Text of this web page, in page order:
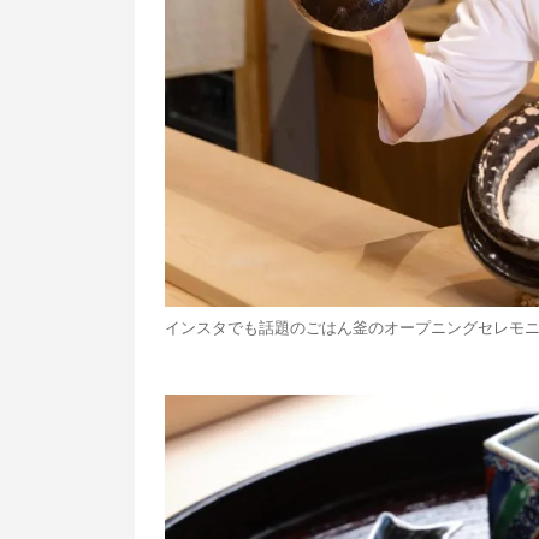
インスタでも話題のごはん釜のオープニングセレモ